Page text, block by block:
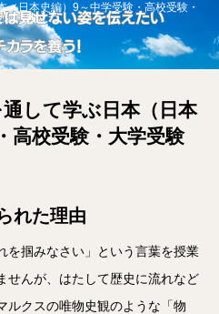
日本史編）9～中学受験・高校受験・
験に役立つ
して学ぶ日本（日本
高校受験・大学受験
れた理由
を掴みなさい」という言葉を授業
せんが、はたして歴史に流れなど
ルクスの唯物史観のような「物